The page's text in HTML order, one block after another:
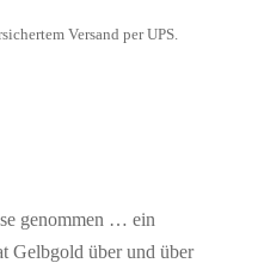
Versand per UPS.
genommen … ein
Gelbgold über und über